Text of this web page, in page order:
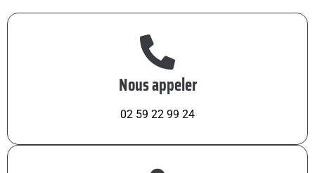
Nous appeler
02 59 22 99 24